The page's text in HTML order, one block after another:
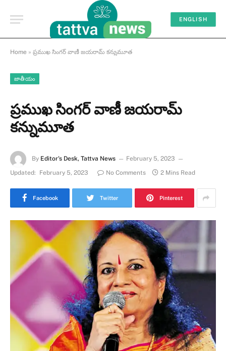
ENGLISH
Home » ప్రముఖ సింగర్ వాణీ జయరామ్ కన్నుమూత
జాతీయం
ప్రముఖ సింగర్ వాణీ జయరామ్
కన్నుమూత
By Editor's Desk, Tattva News
February 5, 2023
Updated:
February 5, 2023 No Comments 2 Mins Read
Facebook Twitter Pinterest